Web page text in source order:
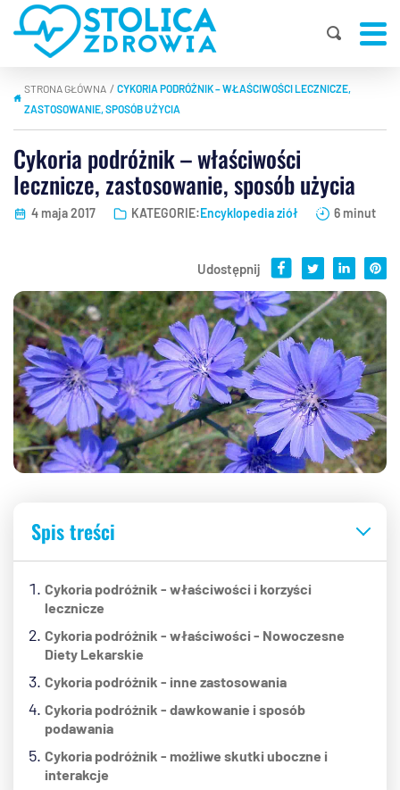
STRONA GŁÓWNA | CYKORIA PODRÓŻNIK – WŁAŚCIWOŚCI LECZNICZE,
ZASTOSOWANIE, SPOSÓB UŻYCIA
Cykoria podróżnik – właściwości
lecznicze, zastosowanie, sposób użycia
4 maja 2017 KATEGORIE:Encyklopedia ziół 6 minut
Udostępnij
Spis treści
Cykoria podróżnik - właściwości i korzyści
lecznicze
Cykoria podróżnik - właściwości - Nowoczesne
Diety Lekarskie
Cykoria podróżnik - inne zastosowania
Cykoria podróżnik - dawkowanie i sposób
podawania
Cykoria podróżnik - możliwe skutki uboczne i
interakcje